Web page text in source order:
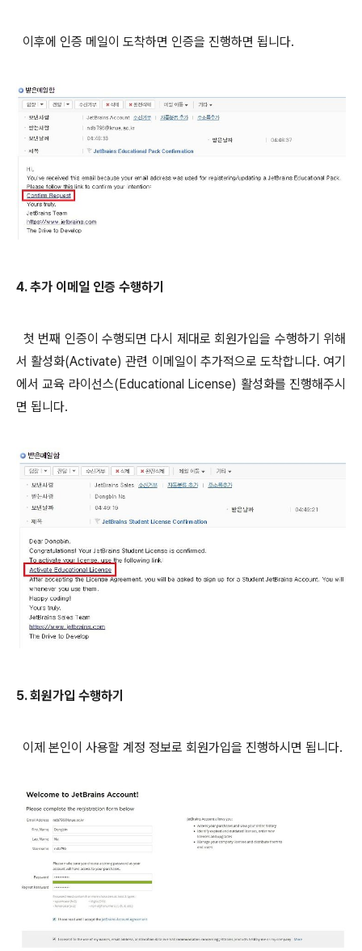
이후에 인증 메일이 도착하면 인증을 진행하면 됩니다.
4. 추가 이메일 인증 수행하기
첫 번째 인증이 수행되면 다시 제대로 회원가입을 수행하기 위해
서 활성화(Activate) 관련 이메일이 추가적으로 도착합니다. 여기
에서 교육 라이선스(Educational License) 활성화를 진행해주시
면 됩니다.
5. 회원가입 수행하기
이제 본인이 사용할 계정 정보로 회원가입을 진행하시면 됩니다.